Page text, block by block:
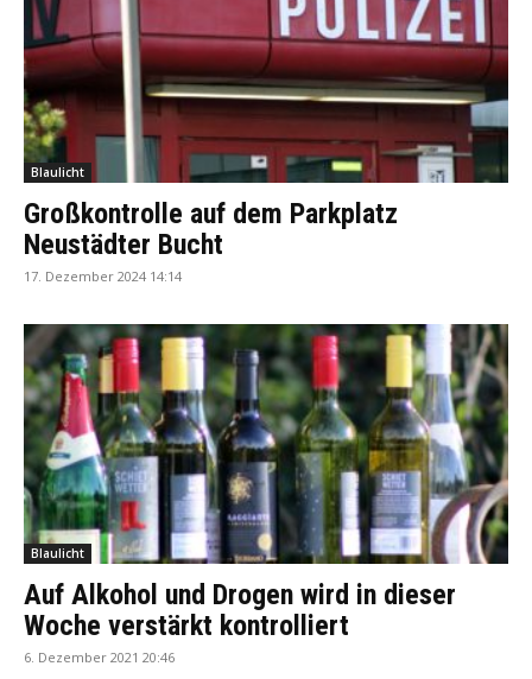
Blaulicht
Großkontrolle auf dem Parkplatz
Neustädter Bucht
17. Dezember 2024 14:14
Blaulicht
Auf Alkohol und Drogen wird in dieser
Woche verstärkt kontrolliert
6. Dezember 2021 20:46